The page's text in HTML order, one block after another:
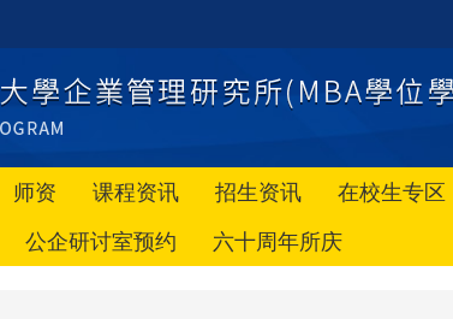
师资 课程资讯 招生资讯 在校生专区
公企研讨室预约 六十周年所庆